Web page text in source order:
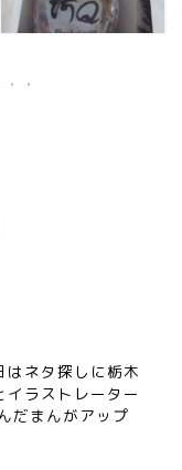
ネタ探しに栃木
ラストレーター
だまんがアップ